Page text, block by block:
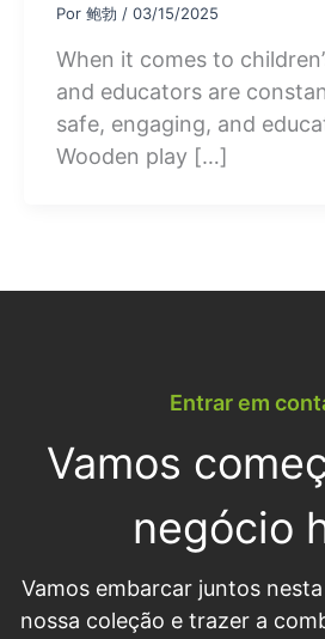
Por 鲍勃 / 03/15/2025
When it comes to
and educators are
safe, engaging, and
Wooden play […]
Entrar em
Vamos
negócio
Vamos embarcar juntos
nossa coleção e trazer a